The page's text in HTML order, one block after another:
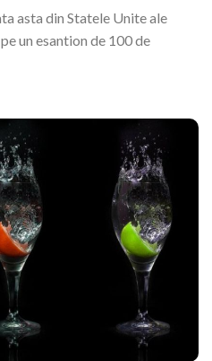
asta din Statele Unite ale
un esantion de 100 de